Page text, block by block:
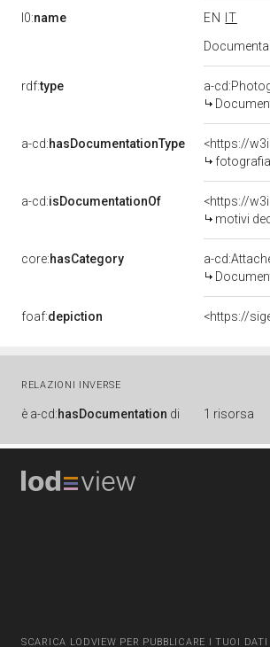
l0:name EN
IT
rdf:type
a-
a-cd:hasDocumentationType
<https://
a-cd:isDocumentationOf
<https://
motivi
core:hasCategory
a-
foaf:depiction <https://
RELAZIONI INVERSE
è a-cd:hasDocumentation di 1 risorsa
SCARICA LODVIEW PER PUBBLICARE I TUOI DATI